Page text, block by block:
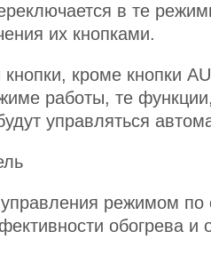
в те
их кнопками.
кроме кнопки
работы, те
управляться
управления режимом
обогрева и